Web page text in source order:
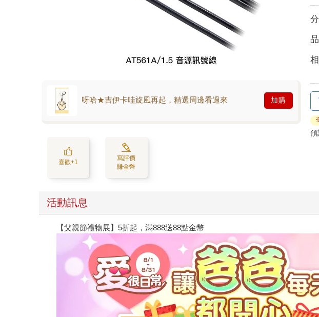
呀哈★吉伊卡哇旋風再起，精選周邊看過來 加購
喜歡+1
寫評價
賺金幣
活動訊息
【父親節禮物展】5折起，滿888送88點金幣